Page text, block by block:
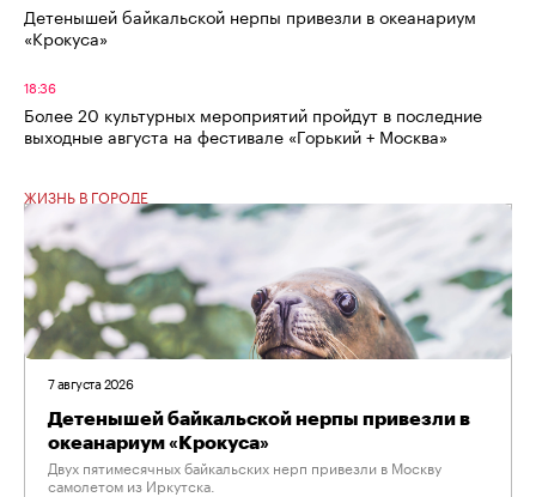
Детенышей байкальской нерпы привезли в океанариум
«Крокуса»
18:36
Более 20 культурных мероприятий пройдут в последние
выходные августа на фестивале «Горький + Москва»
ЖИЗНЬ В ГОРОДЕ
7 августа 2026
Детенышей байкальской нерпы привезли в
океанариум «Крокуса»
Двух пятимесячных байкальских нерп привезли в Москву
самолетом из Иркутска.